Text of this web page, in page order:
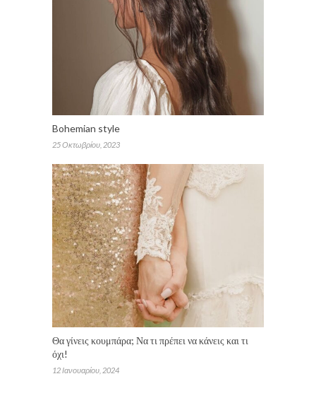
Bohemian style
25 Οκτωβρίου, 2023
Θα γίνεις κουμπάρα; Να τι πρέπει να κάνεις και τι
όχι!
12 Ιανουαρίου, 2024